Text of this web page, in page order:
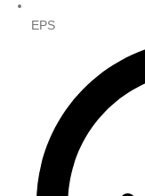
EPS